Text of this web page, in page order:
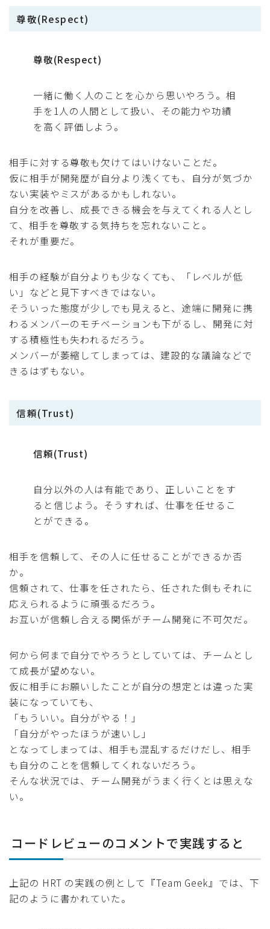
尊敬(Respect)
尊敬(Respect)
一緒に働く人のことを心から思いやろう。相
手を1人の人間として扱い、その能力や功績
を高く評価しよう。
相手に対する尊敬も欠けてはいけないことだ。
仮に相手が開発歴が自分より浅くても、自分が気づか
ない実装やミスがあるかもしれない。
自分を改善し、成長できる機会を与えてくれる人とし
て、相手を尊敬する気持ちを忘れないこと。
それが重要だ。
相手の経験が自分よりも少なくても、「レベルが低
い」などと見下すべきではない。
そういった態度が少しでも見えると、途端に開発に携
わるメンバーのモチベーションも下がるし、開発に対
する積極性も失われるだろう。
メンバーが萎縮してしまっては、建設的な議論などで
きるはずもない。
信頼(Trust)
信頼(Trust)
自分以外の人は有能であり、正しいことをす
ると信じよう。そうすれば、仕事を任せるこ
とができる。
相手を信頼して、その人に任せることができるか否
か。
信頼されて、仕事を任されたら、任された側もそれに
応えられるように頑張るだろう。
お互いが信頼し合える関係がチーム開発に不可欠だ。
何から何まで自分でやろうとしていては、チームとし
て成長が望めない。
仮に相手にお願いしたことが自分の想定とは違った実
装になっていても、
「もういい。自分がやる！」
「自分がやったほうが速いし」
となってしまっては、相手も混乱するだけだし、相手
も自分のことを信頼してくれないだろう。
そんな状況では、チーム開発がうまく行くとは思えな
い。
コードレビューのコメントで実践すると
上記の HRT の実践の例として『Team Geek』では、下
記のように書かれていた。